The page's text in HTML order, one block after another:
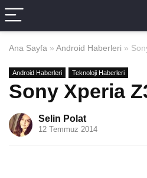
Ana Sayfa » Android Haberleri »
Android Haberleri Teknoloji Haberleri
Sony Xperia Z3
Selin Polat
12 Temmuz 2014